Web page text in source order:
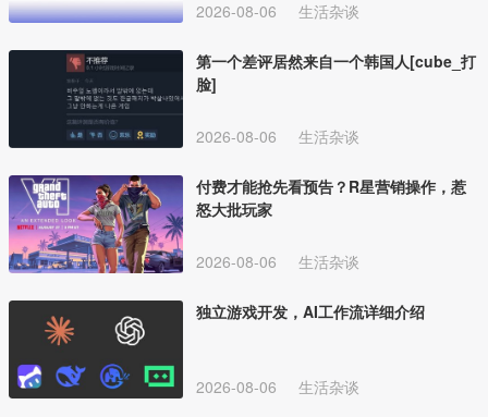
2026-08-06 生活杂谈
第一个差评居然来自一个韩国人[cube_打
脸]
2026-08-06 生活杂谈
付费才能抢先看预告？R星营销操作，惹
怒大批玩家
2026-08-06 生活杂谈
独立游戏开发，AI工作流详细介绍
2026-08-06 生活杂谈